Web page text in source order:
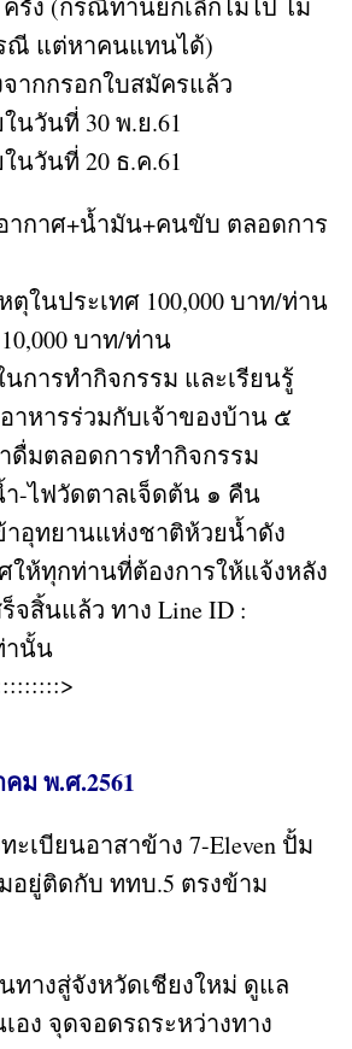
รั้ง (กรณีท่านยกเลิกไม่ไป ไม่
ณี แต่หาคนแทนได้)
จากกรอกใบสมัครแล้ว
นวันที่ 30 พ.ย.61
นวันที่ 20 ธ.ค.61
ากาศ+น้ำมัน+คนขับ ตลอดการ
ในประเทศ 100,000 บาท/ท่าน
บาท/ท่าน
การทำกิจกรรม และเรียนรู้
าหารร่วมกับเจ้าของบ้าน ๕
ดื่มตลอดการทำกิจกรรม
-ไฟวัดตาลเจ็ดต้น ๑ คืน
าอุทยานแห่งชาติห้วยน้ำดัง
ให้ทุกท่านที่ต้องการให้แจ้งหลัง
จสิ้นแล้ว ทาง Line ID :
านั้น
ม พ.ศ.2561
ะเบียนอาสาข้าง 7-Eleven ปั้ม
อยู่ติดกับ ททบ.5 ตรงข้าม
นทางสู่จังหวัดเชียงใหม่ ดูแล
อง จุดจอดรถระหว่างทาง